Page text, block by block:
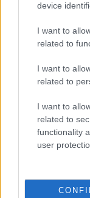
device
I want to
related to
I want to
related to
I want to
related to
functionality
user
Kerékpáros